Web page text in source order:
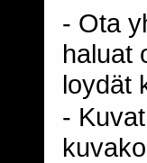
- Ota
haluat
loydät
-